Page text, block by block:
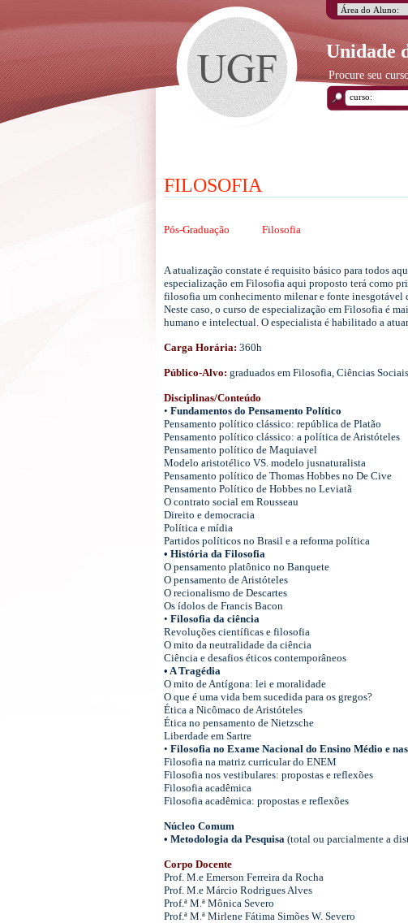
Unidade
Procure seu
FILOSOFIA
Pós-Graduação Filosofia
A atualização constate é requisito básico para todos
especialização em Filosofia aqui proposto terá como
filosofia um conhecimento milenar e fonte inesgotável
Neste caso, o curso de especialização em Filosofia é
humano e intelectual. O especialista é habilitado a
Carga Horária: 360h
Público-Alvo: graduados em Filosofia, Ciências
Disciplinas/Conteúdo
• Fundamentos do Pensamento Político
Pensamento político clássico: república de Platão
Pensamento político clássico: a política de Aristóteles
Pensamento político de Maquiavel
Modelo aristotélico VS. modelo jusnaturalista
Pensamento político de Thomas Hobbes no De Cive
Pensamento Político de Hobbes no Leviatã
O contrato social em Rousseau
Direito e democracia
Política e mídia
Partidos políticos no Brasil e a reforma política
• História da Filosofia
O pensamento platônico no Banquete
O pensamento de Aristóteles
O recionalismo de Descartes
Os ídolos de Francis Bacon
• Filosofia da ciência
Revoluções científicas e filosofia
O mito da neutralidade da ciência
Ciência e desafios éticos contemporâneos
• A Tragédia
O mito de Antígona: lei e moralidade
O que é uma vida bem sucedida para os gregos?
Ética a Nicômaco de Aristóteles
Ética no pensamento de Nietzsche
Liberdade em Sartre
• Filosofia no Exame Nacional do Ensino Médio e
Filosofia na matriz curricular do ENEM
Filosofia nos vestibulares: propostas e reflexões
Filosofia acadêmica
Filosofia acadêmica: propostas e reflexões
Núcleo Comum
• Metodologia da Pesquisa (total ou parcialmente a
Corpo Docente
Prof. M.e Emerson Ferreira da Rocha
Prof. M.e Márcio Rodrigues Alves
Prof.ª M.ª Mônica Severo
Prof.ª M.ª Mirlene Fátima Simões W. Severo